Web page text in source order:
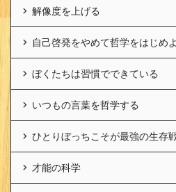
解像度を上げる
自己啓発をやめて哲学をはじめ
ぼくたちは習慣でできている
いつもの言葉を哲学する
ひとりぼっちこそが最強の生存
才能の科学